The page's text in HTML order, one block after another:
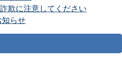
欺に注意してください
らせ